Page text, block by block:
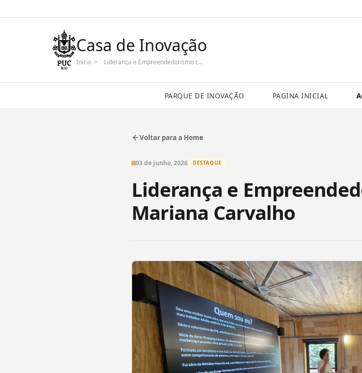
Casa de Inovação
Início > Liderança e Empreendedorismo c...
PARQUE DE INOVAÇÃO PAGINA INICIAL
Voltar para a Home
03 de junho, 2026 DESTAQUE
Liderança e
Mariana Carvalho